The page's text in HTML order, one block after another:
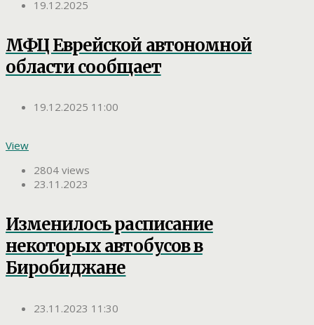
19.12.2025
МФЦ Еврейской автономной
области сообщает
19.12.2025 11:00
View
2804 views
23.11.2023
Изменилось расписание
некоторых автобусов в
Биробиджане
23.11.2023 11:30